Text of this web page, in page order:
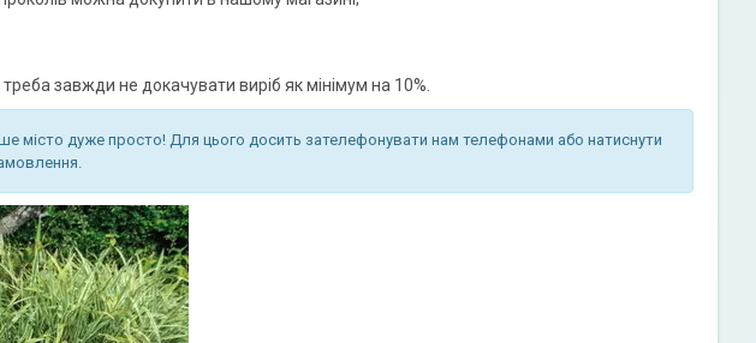
завжди не докачувати виріб як мінімум на 10%.
місто дуже просто! Для цього досить зателефонувати нам телефонами або натиснути